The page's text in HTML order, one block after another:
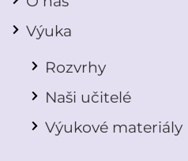
Výuka
Rozvrhy
Naši učitelé
Výukové materiály